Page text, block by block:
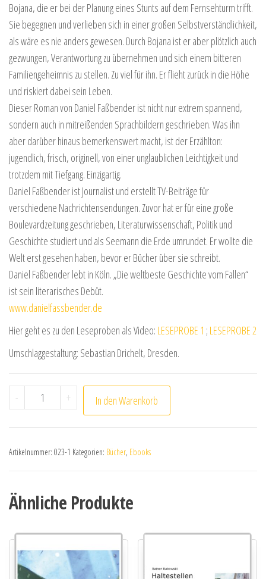
Bojana, die er bei der Planung eines Stunts auf dem Fernsehturm trifft.
Sie begegnen und verlieben sich in einer großen Selbstverständlichkeit,
als wäre es nie anders gewesen. Durch Bojana ist er aber plötzlich auch
gezwungen, Verantwortung zu übernehmen und sich einem bitteren
Familiengeheimnis zu stellen. Zu viel für ihn. Er flieht zurück in die Höhe
und riskiert dabei sein Leben.
Dieser Roman von Daniel Faßbender ist nicht nur extrem spannend,
sondern auch in mitreißenden Sprachbildern geschrieben. Was ihn
aber darüber hinaus bemerkenswert macht, ist der Erzählton:
jugendlich, frisch, originell, von einer unglaublichen Leichtigkeit und
trotzdem mit Tiefgang. Einzigartig.
Daniel Faßbender ist Journalist und erstellt TV-Beiträge für
verschiedene Nachrichtensendungen. Zuvor hat er für eine große
Boulevardzeitung geschrieben, Literaturwissenschaft, Politik und
Geschichte studiert und als Seemann die Erde umrundet. Er wollte die
Welt erst gesehen haben, bevor er Bücher über sie schreibt.
Daniel Faßbender lebt in Köln. „Die weltbeste Geschichte vom Fallen“
ist sein literarisches Debüt.
www.danielfassbender.de
Hier geht es zu den Leseproben als Video: LESEPROBE 1 ; LESEPROBE 2
Umschlaggestaltung: Sebastian Drichelt, Dresden.
- Daniel Faßbender: Die weltbeste Geschichte vom
+ In den Warenkorb
Artikelnummer: 023-1 Kategorien: Bücher, Ebooks
Ähnliche Produkte